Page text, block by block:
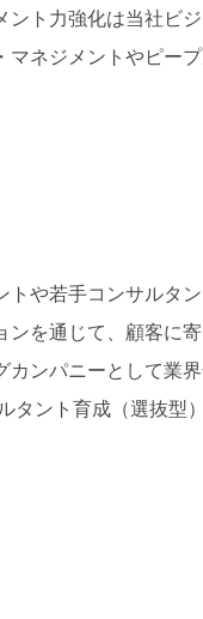
ト力強化は当社ビ
ネジメントやピー
や若手コンサルタ
を通じて、顧客に
ンパニーとして業
ント育成（選抜型）